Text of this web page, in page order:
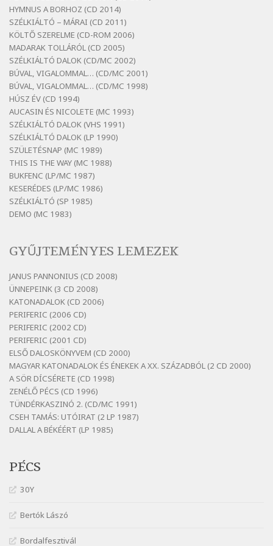
Bertók László: Dinnye Döme
Szélkiáltó
Bertók László: Diófa-levélen
Szélkiáltó
Bertók László: El-elképzelem a falansztert
Szélkiáltó
Bertók László: Elmenni kevés, itt maradni
sok
Szélkiáltó
Bertók László: Mintha már pénteken
vasárnap
Szélkiáltó
Bertók László: Ó, az a hol volt vicinális
Bertók László: Vásáros
Szélkiáltó
Bertók László: Vizibolt
Szélkiáltó
Bornemissza Endre: Szitakötő
Szélkiáltó
Detlev von Liliencron: Bölcsődal
Szélkiáltó
Fenyvesi Béla: Lesz-e még menedék?
Szélkiáltó
Fenyvesi Béla: Szélkiáltó kánon
Szélkiáltó
Szélkiáltó
Galambosi László: Kalapos
Győri László: Jönnek a törökök
HYMNUS A BORHOZ (CD 2014)
SZÉLKIÁLTÓ – MÁRAI (CD 2011)
KÖLTŐ SZERELME (CD-ROM 2006)
MADARAK TOLLÁRÓL (CD 2005)
SZÉLKIÁLTÓ DALOK (CD/MC 2002)
BÚVAL, VIGALOMMAL… (CD/MC 2001)
BÚVAL, VIGALOMMAL… (CD/MC 1998)
HÚSZ ÉV (CD 1994)
AUCASIN ÉS NICOLETE (MC 1993)
SZÉLKIÁLTÓ DALOK (VHS 1991)
SZÉLKIÁLTÓ DALOK (LP 1990)
SZÜLETÉSNAP (MC 1989)
THIS IS THE WAY (MC 1988)
BUKFENC (LP/MC 1987)
KESERÉDES (LP/MC 1986)
SZÉLKIÁLTÓ (SP 1985)
DEMO (MC 1983)
GYŰJTEMÉNYES LEMEZEK
JANUS PANNONIUS (CD 2008)
ÜNNEPEINK (3 CD 2008)
KATONADALOK (CD 2006)
PERIFERIC (2006 CD)
PERIFERIC (2002 CD)
PERIFERIC (2001 CD)
ELSŐ DALOSKÖNYVEM (CD 2000)
MAGYAR KATONADALOK ÉS ÉNEKEK A XX. SZÁZADBÓL (2 CD 2000)
A SÖR DÍCSÉRETE (CD 1998)
ZENÉLŐ PÉCS (CD 1996)
TÜNDÉRKASZINÓ 2. (CD/MC 1991)
CSEH TAMÁS: UTÓIRAT (2 LP 1987)
DALLAL A BÉKÉÉRT (LP 1985)
PÉCS
30Y
Bertók Lászó
Bordalfesztivál